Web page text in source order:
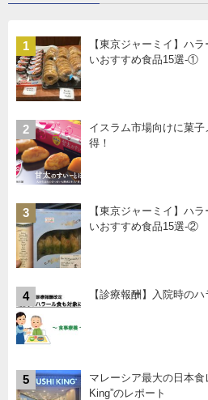
1
【東京ジャーミイ】ハ
いおすすめ食品15選-①
2
イスラム市場向けに菓
得！
3
【東京ジャーミイ】ハ
いおすすめ食品15選-②
4 【診療報酬】入院時の
5
マレーシア最大の日本
King”のレポート